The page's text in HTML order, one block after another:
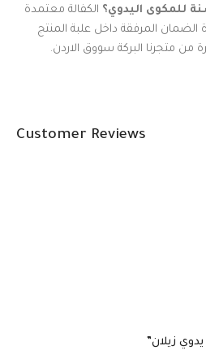
للمكوى اليدوي؟ الكفالة معتمدة
المرفقة داخل علبة المنتج
من متجرنا البركة سووق الاردن.
Customer Reviews
زيلان”